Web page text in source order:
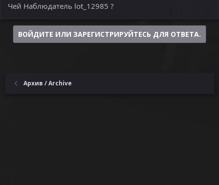
Чей Наблюдатель lot_12985 ?
ВОЙДИТЕ ИЛИ ЗАРЕГИСТРИРУЙТЕСЬ ДЛЯ ОТВЕТА.
Архив / Archive